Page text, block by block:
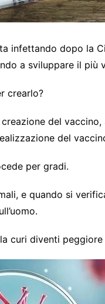
infettando dopo la
a sviluppare il più
crearlo?
del
del
per gradi.
e quando si
curi diventi peggiore